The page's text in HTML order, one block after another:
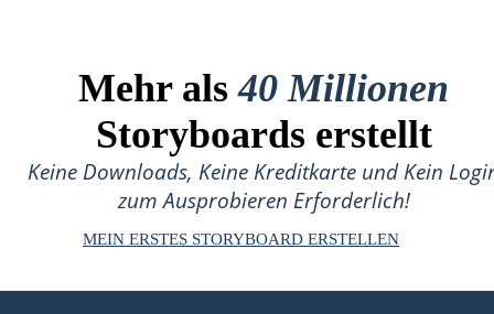
Mehr als40 Millionen
Storyboards erstellt
Keine Downloads, Keine Kreditkarte und Kein
zum Ausprobieren Erforderlich!
MEIN ERSTES STORYBOARD ERSTELLEN